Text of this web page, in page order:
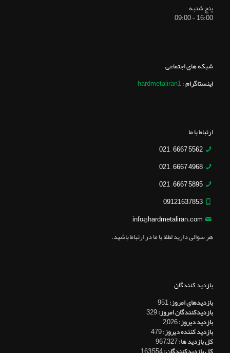
پنج شنبه
16:00 - 09:00
شبکه های اجتماعی
اینستاگرام:
hardmetaliran1
ارتباط با ما
5562 6667 – 021
4968 6667 – 021
5895 6667 – 021
09121637853
info@hardmetaliran.com
هر سوالی دارید لطفا با ما در ارتباط باشید.
بازدید کنندگان
بازدیدهای امروز:951
بازدیدکنندگان امروز:329
بازدید دیروز:2,026
بازدید کننده دیروز:479
کل بازدید ها:967,327